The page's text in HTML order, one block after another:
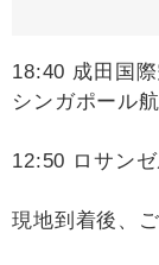
18:40 成田国
シンガポール
12:50 ロサン
現地到着後、